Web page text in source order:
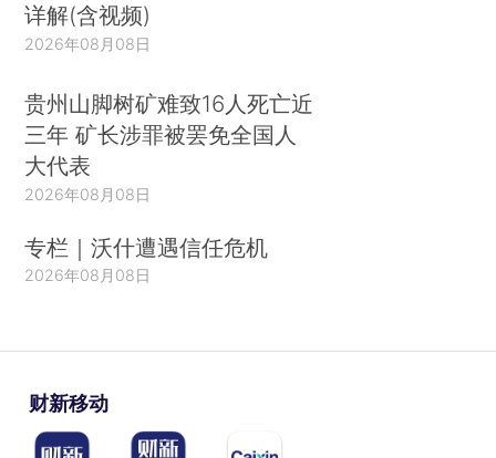
详解(含视频)
2026年08月08日
贵州山脚树矿难致16人死亡近
三年 矿长涉罪被罢免全国人
大代表
2026年08月08日
专栏｜沃什遭遇信任危机
2026年08月08日
财新移动